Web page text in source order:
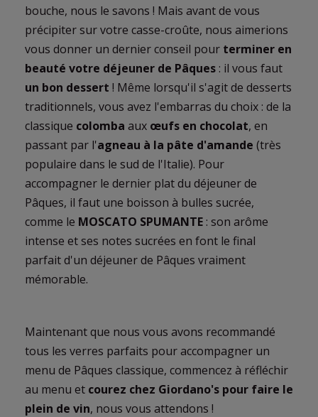
bouche, nous le savons ! Mais avant de vous
précipiter sur votre casse-croûte, nous aimerions
vous donner un dernier conseil pour terminer en
beauté votre déjeuner de Pâques : il vous faut
un bon dessert ! Même lorsqu'il s'agit de desserts
traditionnels, vous avez l'embarras du choix : de la
classique colomba aux œufs en chocolat, en
passant par l'agneau à la pâte d'amande (très
populaire dans le sud de l'Italie). Pour
accompagner le dernier plat du déjeuner de
Pâques, il faut une boisson à bulles sucrée,
comme le MOSCATO SPUMANTE : son arôme
intense et ses notes sucrées en font le final
parfait d'un déjeuner de Pâques vraiment
mémorable.
Maintenant que nous vous avons recommandé
tous les verres parfaits pour accompagner un
menu de Pâques classique, commencez à réfléchir
au menu et courez chez Giordano's pour faire le
plein de vin, nous vous attendons !